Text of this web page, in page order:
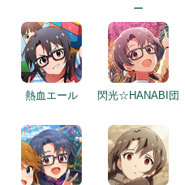
ー
熱血エール 閃光☆HANABI団